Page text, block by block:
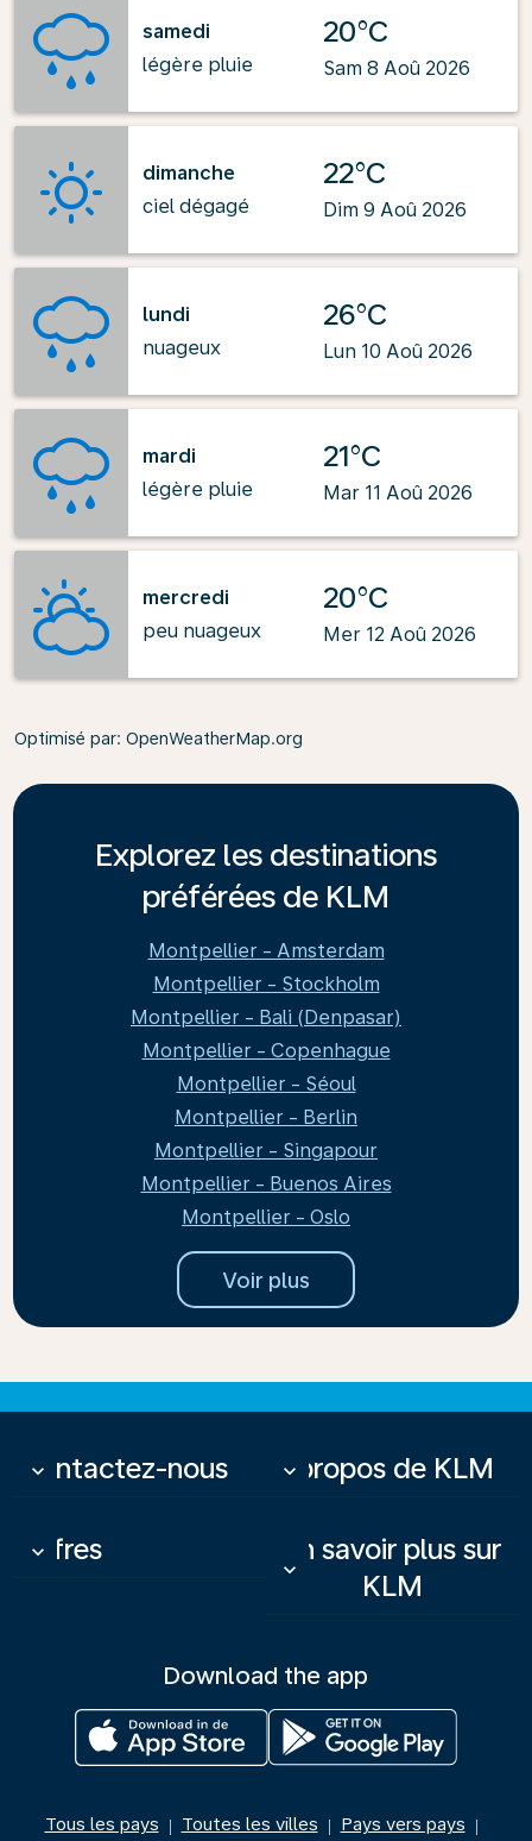
samedi
légère pluie
20°C
Sam 8 Aoû 2026
dimanche
ciel dégagé
22°C
Dim 9 Aoû 2026
lundi
nuageux
26°C
Lun 10 Aoû 2026
mardi
légère pluie
21°C
Mar 11 Aoû 2026
mercredi
peu nuageux
20°C
Mer 12 Aoû 2026
Optimisé par: OpenWeatherMap.org
Explorez les destinations
préférées de KLM
Montpellier - Amsterdam
Montpellier - Stockholm
Montpellier - Bali (Denpasar)
Montpellier - Copenhague
Montpellier - Séoul
Montpellier - Berlin
Montpellier - Singapour
Montpellier - Buenos Aires
Montpellier - Oslo
Voir plus
Contactez-nous
keyboard_arrow_down À propos de KLM
keyboard_arrow_down
Offres
keyboard_arrow_down
En savoir plus sur
KLM
keyboard_arrow_down
Download the app
Tous les pays | Toutes les villes | Pays vers pays |